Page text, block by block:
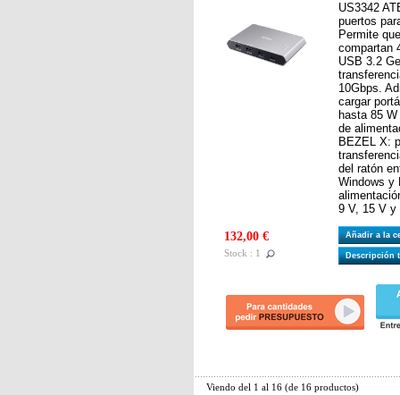
US3342
puertos
Permite
compartan
USB 3.2
10Gbps.
cargar
hasta 85
de
BEZEL X:
del ratón
Windows y
9 V, 15 V y
132,00 €
Stock : 1
Añadir a la
Descripción
Viendo del 1 al 16 (de 16 productos)